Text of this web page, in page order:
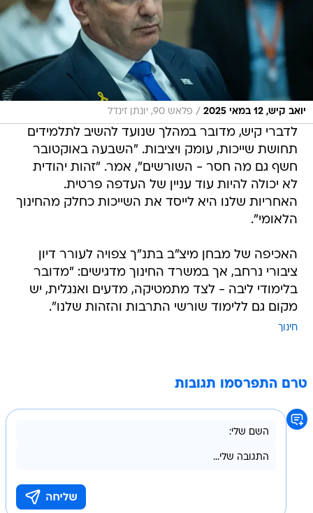
יואב קיש, 12 במאי 2025 / פלאש 90, יונתן זינדל
לדברי קיש, מדובר במהלך שנועד להשיב לתלמידים
תחושת שייכות, עומק ויציבות. "השבעה באוקטובר
חשף גם מה חסר - השורשים", אמר. "זהות יהודית
לא יכולה להיות עוד עניין של העדפה פרטית.
האחריות שלנו היא לייסד את השייכות כחלק מהחינוך
הלאומי".
האכיפה של מבחן מיצ"ב בתנ"ך צפויה לעורר דיון
ציבורי נרחב, אך במשרד החינוך מדגישים: "מדובר
בלימודי ליבה - לצד מתמטיקה, מדעים ואנגלית, יש
מקום גם ללימוד שורשי התרבות והזהות שלנו".
חינוך
טרם התפרסמו תגובות